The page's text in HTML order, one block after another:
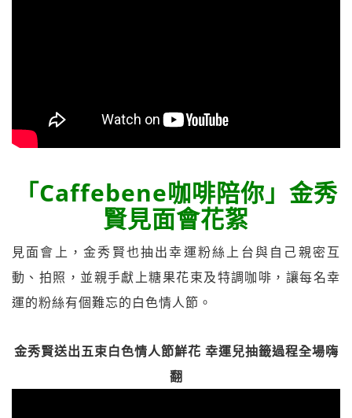
「Caffebene咖啡陪你」金秀
賢見面會花絮
見面會上，金秀賢也抽出幸運粉絲上台與自己親密互
動、拍照，並親手獻上糖果花束及特調咖啡，讓每名幸
運的粉絲有個難忘的白色情人節。
金秀賢送出五束白色情人節鮮花 幸運兒抽籤過程全場嗨
翻